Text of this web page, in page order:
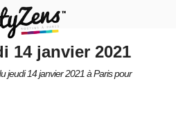
14 janvier 2021
jeudi 14 janvier 2021 à Paris pour